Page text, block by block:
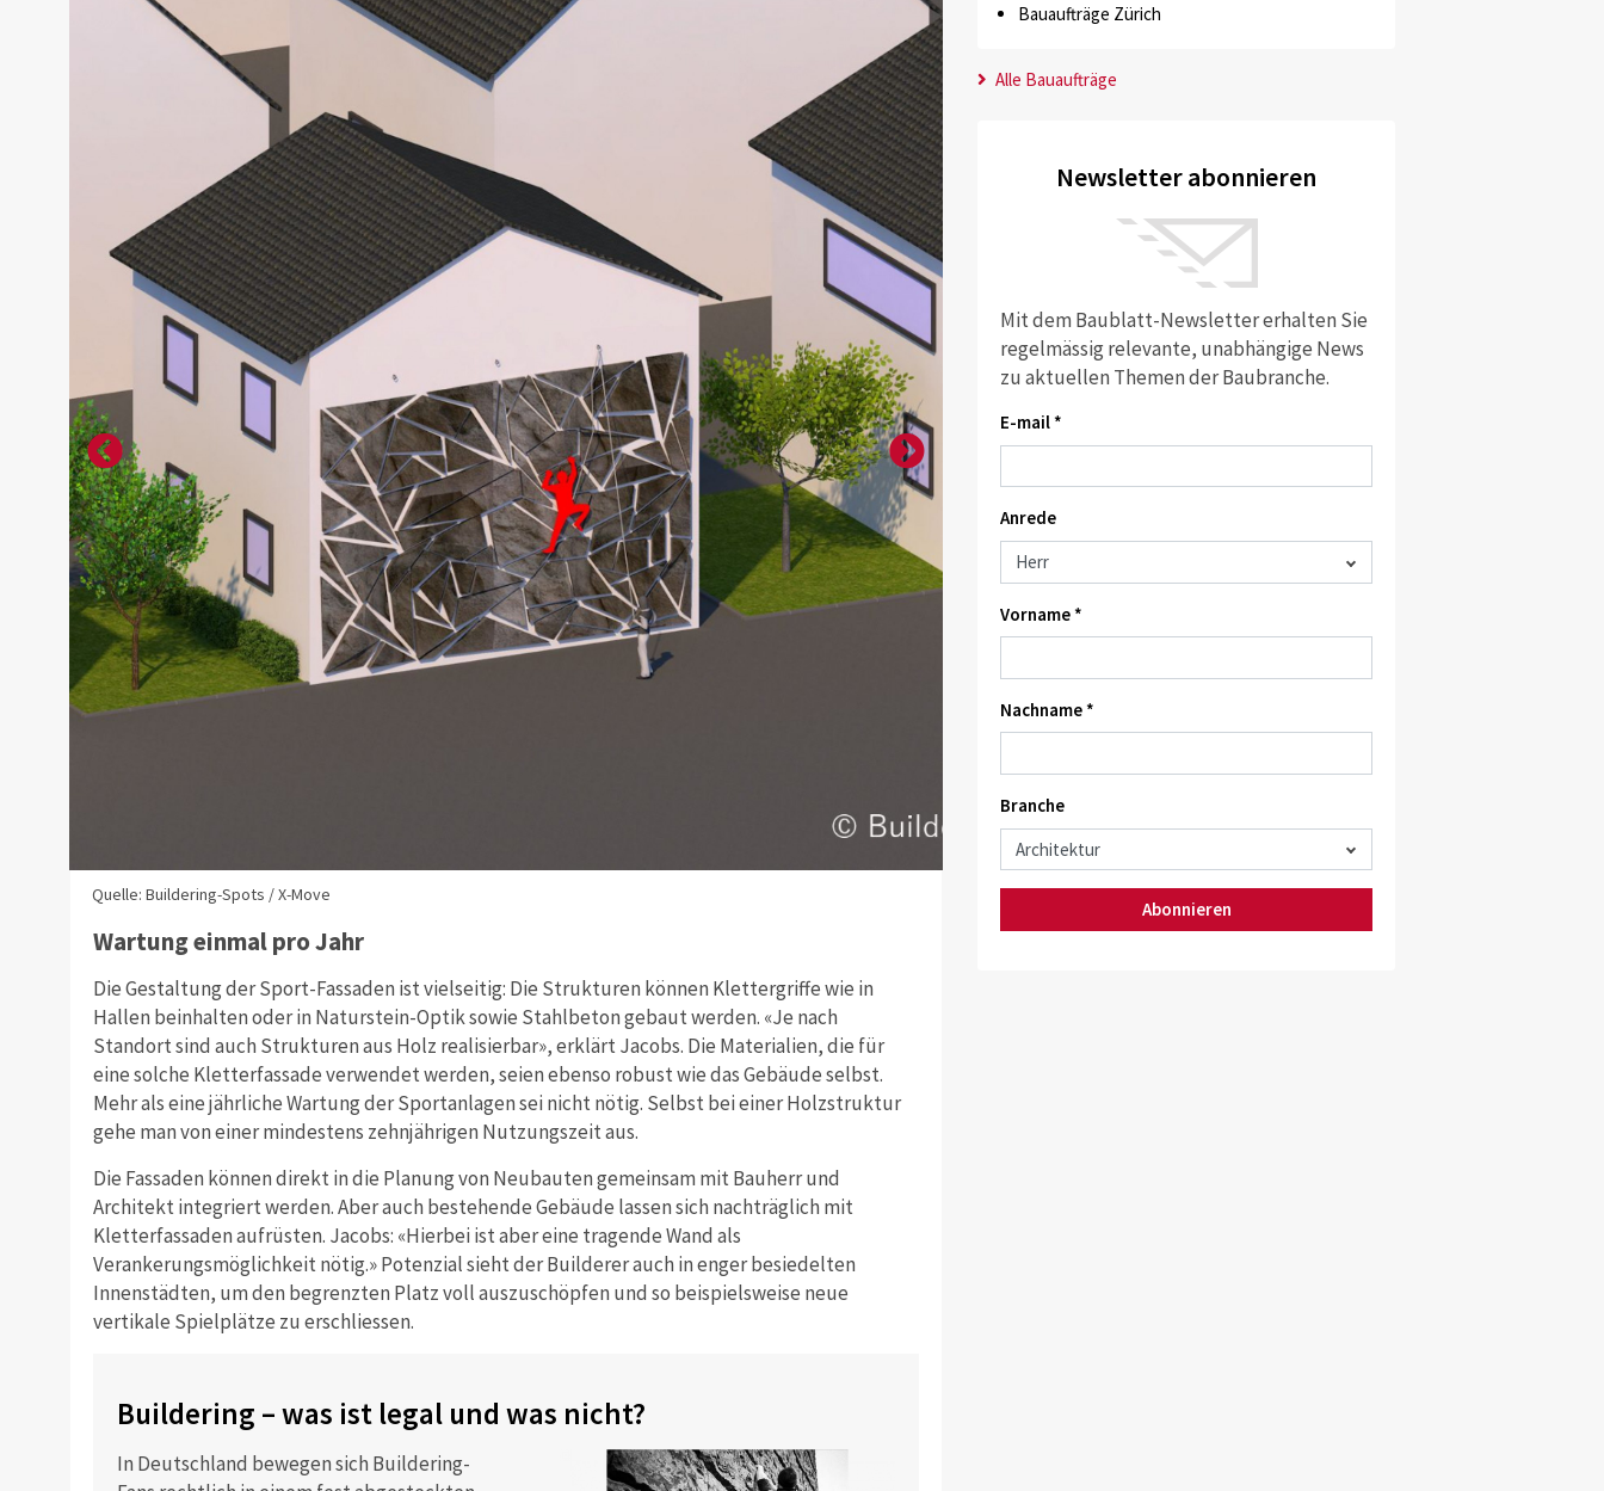
Quelle: Buildering-Spots / X-Move Quelle: Buildering-Spots / X-Move
Wartung einmal pro Jahr
Die Gestaltung der Sport-Fassaden ist vielseitig: Die Strukturen können Klettergriffe wie in
Hallen beinhalten oder in Naturstein-Optik sowie Stahlbeton gebaut werden. «Je nach
Standort sind auch Strukturen aus Holz realisierbar», erklärt Jacobs. Die Materialien, die für
eine solche Kletterfassade verwendet werden, seien ebenso robust wie das Gebäude selbst.
Mehr als eine jährliche Wartung der Sportanlagen sei nicht nötig. Selbst bei einer Holzstruktur
gehe man von einer mindestens zehnjährigen Nutzungszeit aus.
Die Fassaden können direkt in die Planung von Neubauten gemeinsam mit Bauherr und
Architekt integriert werden. Aber auch bestehende Gebäude lassen sich nachträglich mit
Kletterfassaden aufrüsten. Jacobs: «Hierbei ist aber eine tragende Wand als
Verankerungsmöglichkeit nötig.» Potenzial sieht der Builderer auch in enger besiedelten
Innenstädten, um den begrenzten Platz voll auszuschöpfen und so beispielsweise neue
vertikale Spielplätze zu erschliessen.
Buildering – was ist legal und was nicht?
In Deutschland bewegen sich Buildering-
Bauaufträge Zürich
Alle Bauaufträge
Newsletter abonnieren
Mit dem Baublatt-Newsletter erhalten Sie
regelmässig relevante, unabhängige News
zu aktuellen Themen der Baubranche.
E-mail *
Anrede
Vorname *
Nachname *
Branche
Abonnieren